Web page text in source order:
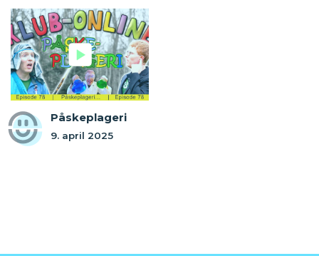
Påskeplageri
9. april 2025